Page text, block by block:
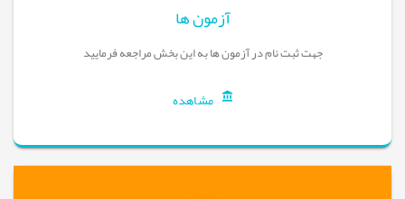
آزمون ها
جهت ثبت نام در آزمون ها به این بخش مراجعه فرمایید
مشاهده